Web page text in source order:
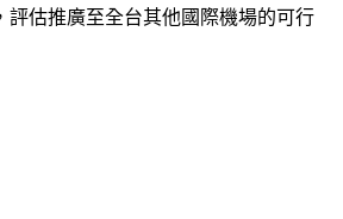
評估推廣至全台其他國際機場的可行